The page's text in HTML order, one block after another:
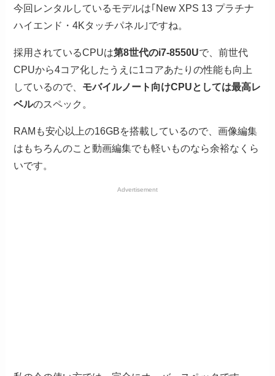
今回レンタルしているモデルは｢New XPS 13 プラチナ
ハイエンド・4Kタッチパネル｣ですね。
採用されているCPUは第8世代のi7-8550Uで、前世代
CPUから4コア化したうえに1コアあたりの性能も向上
しているので、 モバイルノート向けCPUとしては最高レ
ベルのスペック。
RAMも安心以上の16GBを搭載しているので、画像編集
はもちろんのこと動画編集でも軽いものなら余裕なくら
いです。
Advertisement